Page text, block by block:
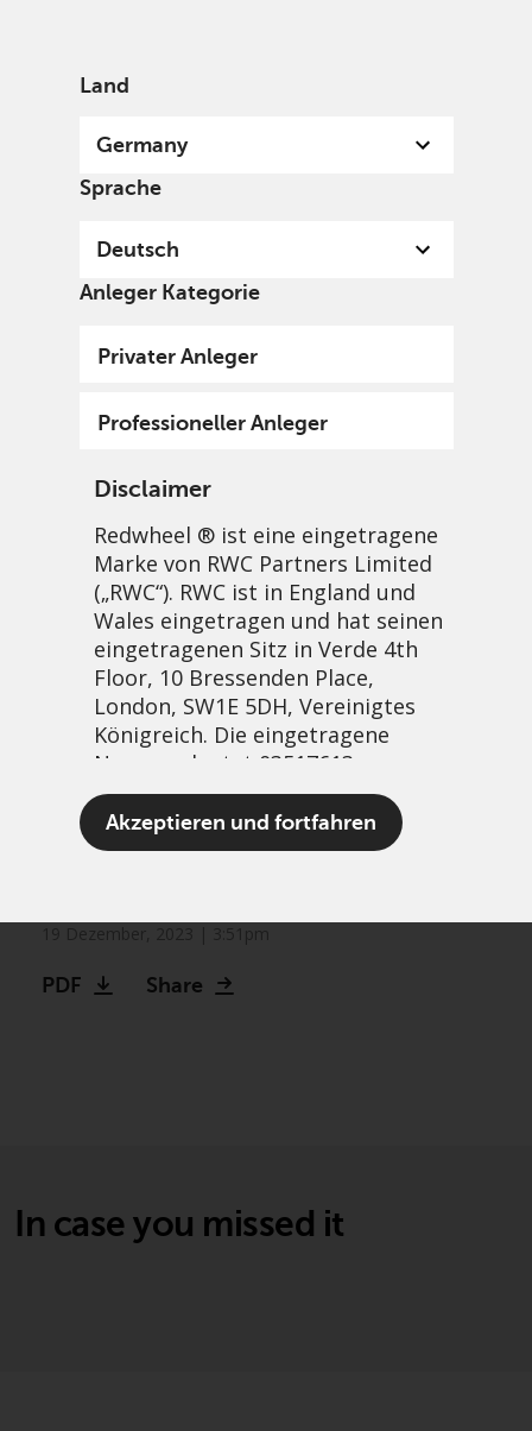
Land
Germany
Sprache
Deutsch
Anleger Kategorie
Privater Anleger
Professioneller Anleger
Disclaimer
Redwheel ® ist eine eingetragene
Marke von RWC Partners Limited
(„RWC“). RWC ist in England und
Wales eingetragen und hat seinen
eingetragenen Sitz in Verde 4th
Floor, 10 Bressenden Place,
London, SW1E 5DH, Vereinigtes
Königreich. Die eingetragene
Nummer lautet 03517613.
Management LLP, die jeweils von
Advisors (US) LLC, das bei der SEC
registriert ist; RWC Singapore
Akzeptieren und fortfahren
Greenwheel Research –
Hydrogen and net zero: An
PDF Share
In case you missed it